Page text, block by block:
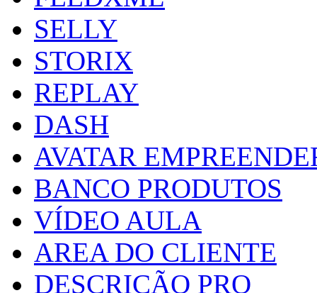
SELLY
STORIX
REPLAY
DASH
AVATAR
BANCO PRODUTOS
VÍDEO AULA
AREA DO CLIENTE
DESCRIÇÃO PRO